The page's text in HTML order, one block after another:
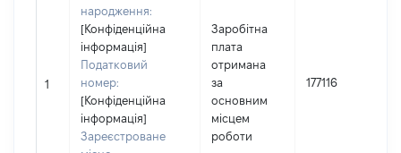
1
народження:
[Конфіденційна
інформація]
Податковий
номер:
[Конфіденційна
інформація]
Зареєстроване
Заробітна
плата
отримана
за
основним
місцем
роботи
177116